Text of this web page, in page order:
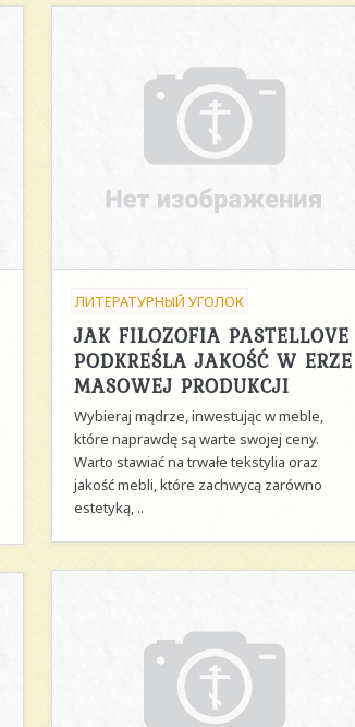
ЛИТЕРАТУРНЫЙ УГОЛОК
JAK FILOZOFIA PASTELLOVE
PODKREŚLA JAKOŚĆ W ERZE
MASOWEJ PRODUKCJI
Wybieraj mądrze, inwestując w meble,
które naprawdę są warte swojej ceny.
Warto stawiać na trwałe tekstylia oraz
jakość mebli, które zachwycą zarówno
estetyką, ..